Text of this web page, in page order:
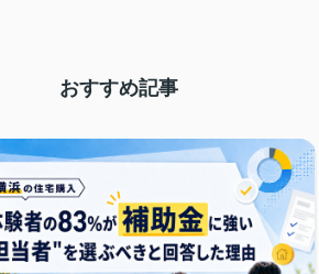
おすすめ記事